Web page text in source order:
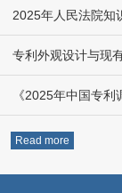
2025年人民法院知
专利外观设计与现
《2025年中国专
Read more